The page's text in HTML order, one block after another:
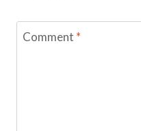
Comment *